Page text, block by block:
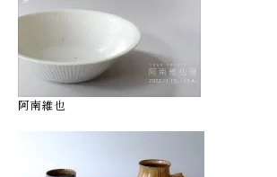
阿南維也